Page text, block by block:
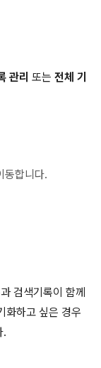
관리 또는 전체 기
동합니다.
검색기록이 함께
화하고 싶은 경우
.